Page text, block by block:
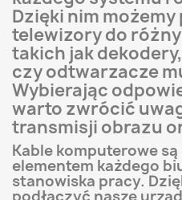
Dzięki nim
telewizory do
takich jak
czy odtwarzacze
Wybierając
warto zwrócić
transmisji obrazu
Kable komputerowe
elementem każdego
stanowiska pracy.